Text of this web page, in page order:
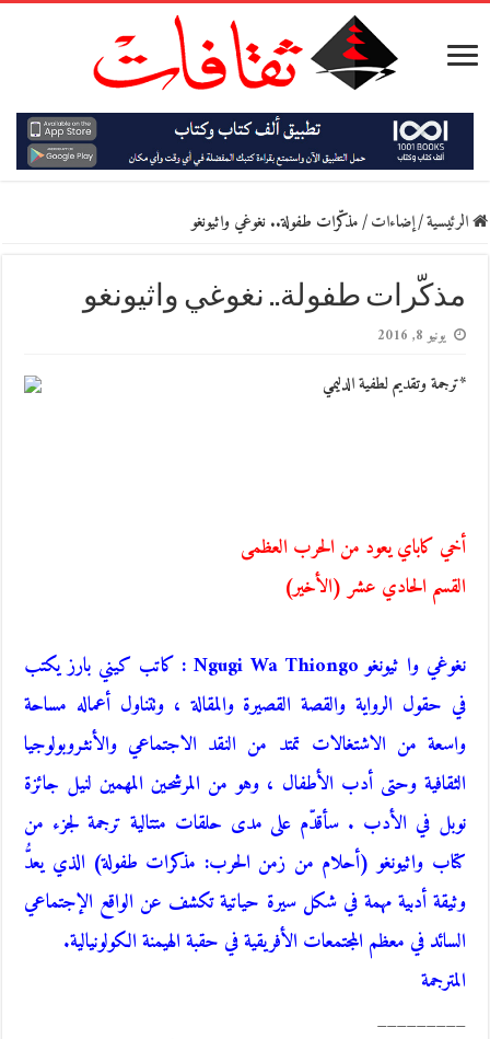
الرئيسية/إضاءات/مذكّرات طفولة.. نغوغي واثيونغو
مذكّرات طفولة.. نغوغي واثيونغو
يونيو 8, 2016
*ترجمة وتقديم لطفية الدليمي
أخي كاباي يعود من الحرب العظمى
القسم الحادي عشر (الأخير)
نغوغي وا ثيونغو Ngugi Wa Thiongo : كاتب كيني بارز يكتب
في حقول الرواية والقصة القصيرة والمقالة ، وتتناول أعماله مساحة
واسعة من الاشتغالات تمتد من النقد الاجتماعي والأنثـروبولوجيا
الثقافية وحتى أدب الأطفال ، وهو من المرشحين المهمين لنيل جائزة
نوبل في الأدب . سأقدّم على مدى حلقات متتالية ترجمة لجزء من
كتاب واثيونغو (أحلام من زمن الحرب: مذكرات طفولة) الذي يعدُّ
وثيقة أدبية مهمة في شكل سيرة حياتية تكشف عن الواقع الإجتماعي
السائد في معظم المجتمعات الأفريقية في حقبة الهيمنة الكولونيالية.
المترجمة
_________